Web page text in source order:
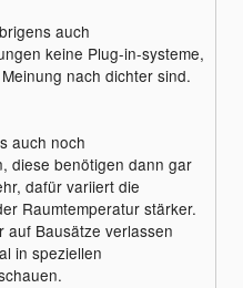
auch
keine Plug-in-systeme,
nach dichter sind.
auch noch
diese benötigen dann gar
dafür variiert die
Raumtemperatur stärker.
auf Bausätze verlassen
in speziellen